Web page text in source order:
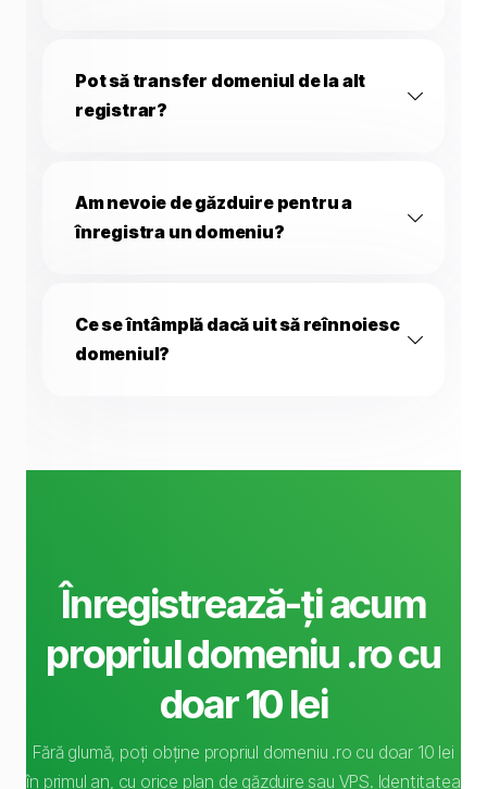
Pot să transfer domeniul de la alt
registrar?
Am nevoie de găzduire pentru a
înregistra un domeniu?
Ce se întâmplă dacă uit să reînnoiesc
domeniul?
Înregistrează-ți acum
propriul domeniu .ro cu
doar 10 lei
Fără glumă, poți obține propriul domeniu .ro cu doar 10 lei
în primul an, cu orice plan de găzduire sau VPS. Identitatea